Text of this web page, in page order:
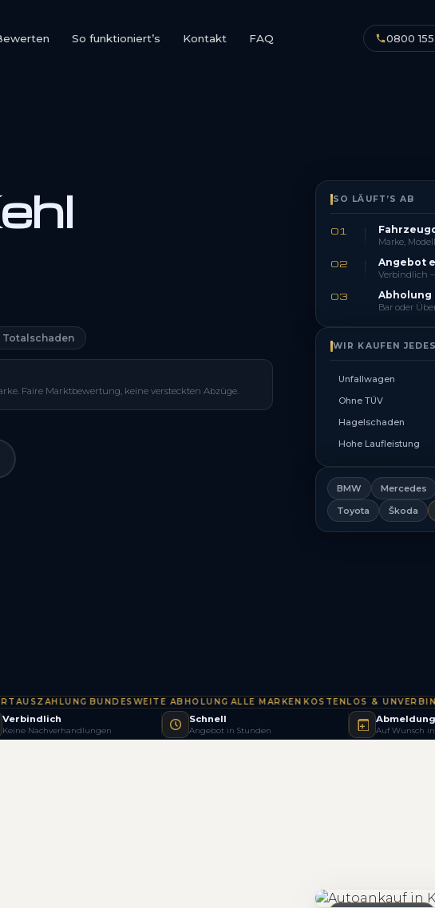
So funktioniert’s Kontakt FAQ 0800
Kostenlos anfragen
Totalschaden
Faire Marktbewertung, keine versteckten Abzüge.
SO LÄUFT’S AB
01
Marke,
02 Angebot
Verbindlich
03 Abholung
Bar oder
WIR KAUFEN
Unfallwagen
Ohne TÜV
Hagelschaden
Hohe Laufleistung
BMW Mercedes
Toyota
Škoda
·BUNDESWEITE ABHOLUNG·ALLE MARKEN·KOSTENLOS &
Verbindlich
Keine Nachverhandlungen
Schnell
Angebot in Stunden
Abmeldung
Auf Wunsch